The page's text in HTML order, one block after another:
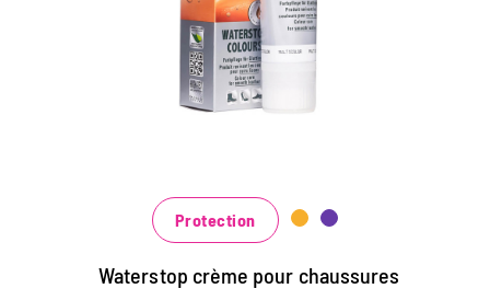
Maintient tous les matériaux de cuir lisse et
de haute technologie avec effet
d'imprégnation
bleu, vert et rouge
Protection
Waterstop crème pour chaussures